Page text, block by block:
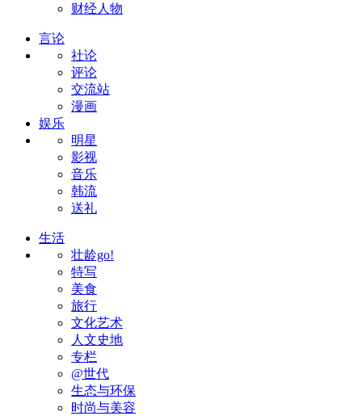
财经人物
言论
社论
评论
交流站
漫画
娱乐
明星
影视
音乐
韩流
送礼
生活
壮龄go!
特写
美食
旅行
文化艺术
人文史地
专栏
@世代
生态与环保
时尚与美容